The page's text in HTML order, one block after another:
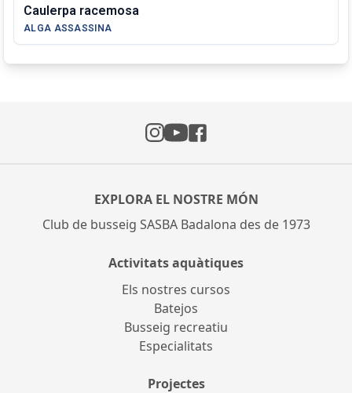
Caulerpa racemosa
ALGA ASSASSINA
EXPLORA EL NOSTRE MÓN
Club de busseig SASBA Badalona des de 1973
Activitats aquàtiques
Els nostres cursos
Batejos
Busseig recreatiu
Especialitats
Projectes